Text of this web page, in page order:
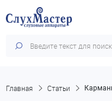
Главная Статьи